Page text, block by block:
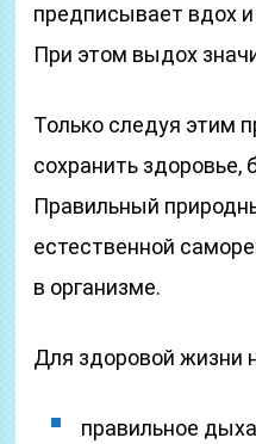
предписывает вдох
При этом выдох
Только следуя этим
сохранить здоровье,
Правильный
естественной
в организме.
Для здоровой жизни
правильное